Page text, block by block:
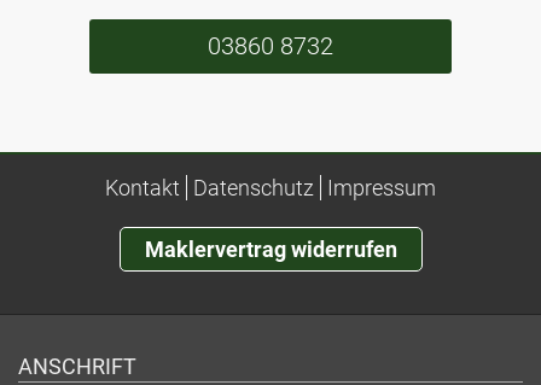
03860 8732
Kontakt Datenschutz Impressum
Maklervertrag widerrufen
ANSCHRIFT